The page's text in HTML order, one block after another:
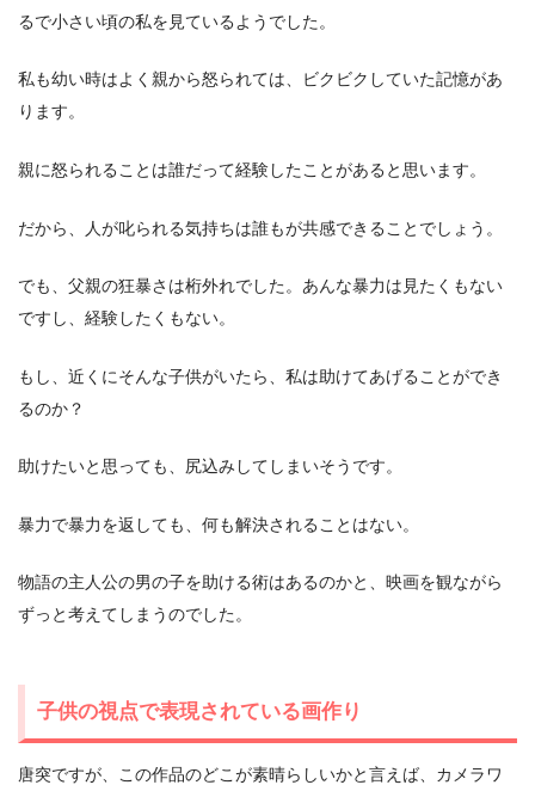
るで小さい頃の私を見ているようでした。
私も幼い時はよく親から怒られては、ビクビクしていた記憶があ
ります。
親に怒られることは誰だって経験したことがあると思います。
だから、人が叱られる気持ちは誰もが共感できることでしょう。
でも、父親の狂暴さは桁外れでした。あんな暴力は見たくもない
ですし、経験したくもない。
もし、近くにそんな子供がいたら、私は助けてあげることができ
るのか？
助けたいと思っても、尻込みしてしまいそうです。
暴力で暴力を返しても、何も解決されることはない。
物語の主人公の男の子を助ける術はあるのかと、映画を観ながら
ずっと考えてしまうのでした。
子供の視点で表現されている画作り
唐突ですが、この作品のどこが素晴らしいかと言えば、カメラワ